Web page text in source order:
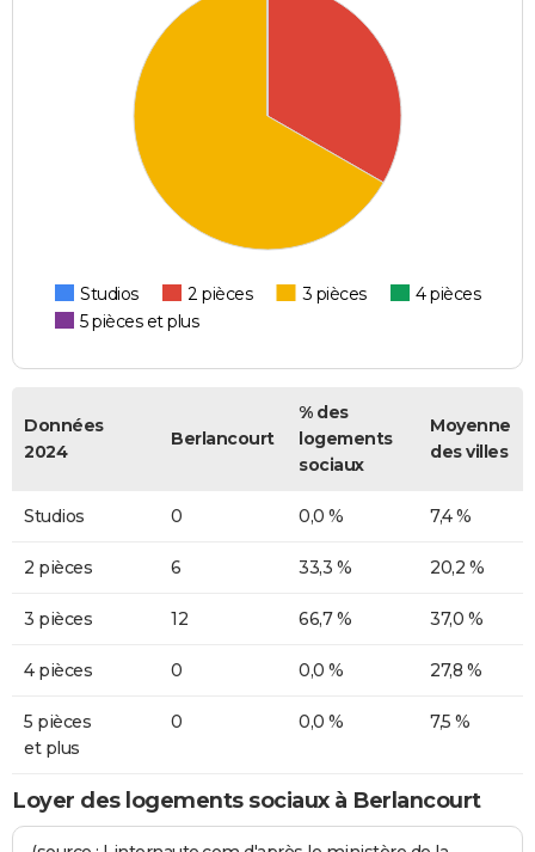
Studios 2 pièces 3 pièces
4 pièces
5 pièces et plus
Données
2024
Berlancourt
% des
logements
sociaux
Moyenne
des villes
Studios 0 0,0 % 7,4 %
2 pièces 6 33,3 % 20,2 %
3 pièces 12 66,7 % 37,0 %
4 pièces 0 0,0 % 27,8 %
5 pièces
et plus
0 0,0 % 7,5 %
Loyer des logements sociaux à Berlancourt